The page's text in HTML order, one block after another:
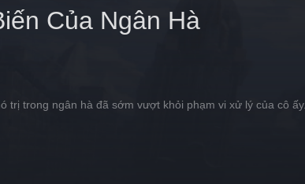
Của Ngân Hà
trị trong ngân hà đã sớm vượt khỏi phạm vi xử lý của cô ấy.